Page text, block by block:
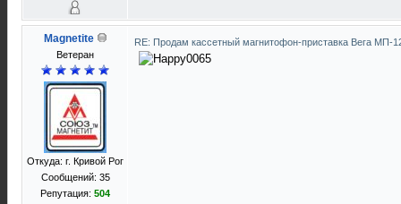
Magnetite
Ветеран
Откуда: г. Кривой Рог
Сообщений: 35
Репутация: 504
RE: Продам кассетный магнитофон-приставка Вега МП-